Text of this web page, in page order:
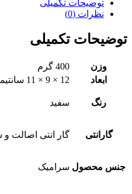
توضیحات تکمیلی
نظرات (0)
توضیحات تکمیلی
وزن
400 گرم
ابعاد
12 × 9 × 11 سانتیمتر
رنگ سفید
گارانتی گار انتی اصالت و
جنس محصول سرامیک